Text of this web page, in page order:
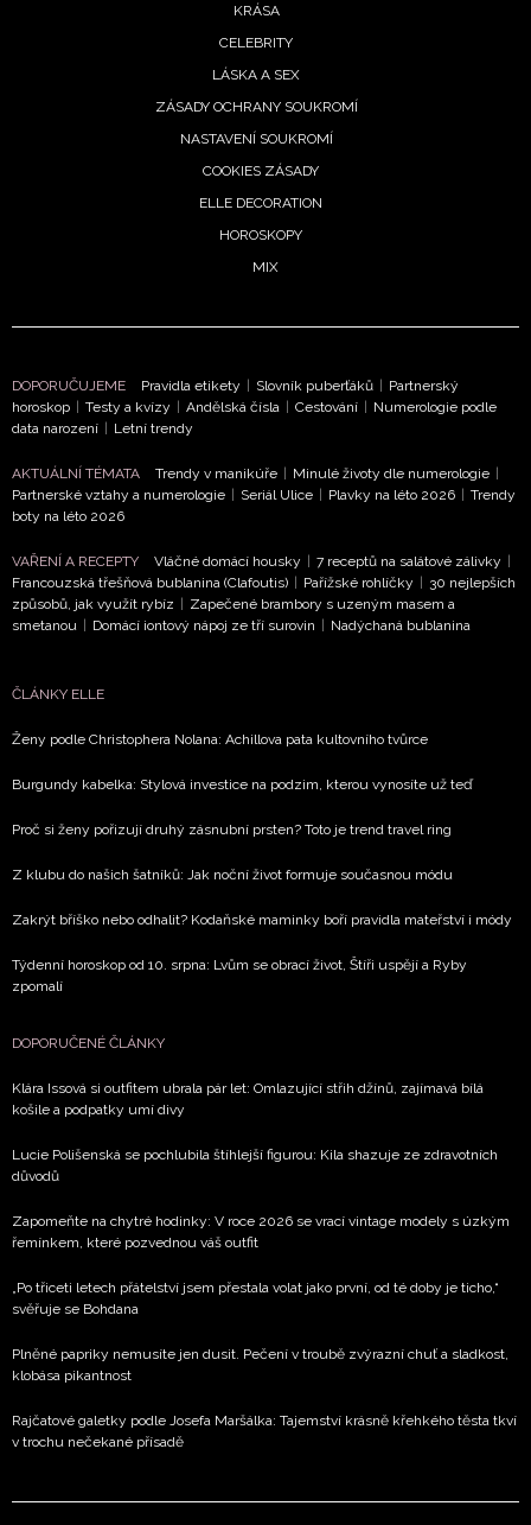
NEWSLETTER
ODESLAT
Přihlášením k newsletteru souhlasíte sObchodními
ochrany soukromí
informace od našich partnerů? Pokud souhlasíte se
soukromí BurdaMedia Extra s.r.o. , zaškrtněte toto pole.
KRÁSA
CELEBRITY
LÁSKA A SEX
ZÁSADY OCHRANY SOUKROMÍ
NASTAVENÍ SOUKROMÍ
COOKIES ZÁSADY
ELLE DECORATION
HOROSKOPY
MIX
DOPORUČUJEME Pravidla etikety | Slovník puberťáků | Partnerský
horoskop | Testy a kvízy | Andělská čísla | Cestování | Numerologie podle
data narození | Letní trendy
AKTUÁLNÍ TÉMATA Trendy v manikúře | Minulé životy dle numerologie |
Partnerské vztahy a numerologie | Seriál Ulice | Plavky na léto 2026 | Trendy
boty na léto 2026
VAŘENÍ A RECEPTY Vláčné domácí housky | 7 receptů na salátové zálivky |
Francouzská třešňová bublanina (Clafoutis) | Pařížské rohlíčky | 30 nejlepších
způsobů, jak využít rybíz | Zapečené brambory s uzeným masem a
smetanou | Domácí iontový nápoj ze tří surovin | Nadýchaná bublanina
ČLÁNKY ELLE
Ženy podle Christophera Nolana: Achillova pata kultovního tvůrce
Burgundy kabelka: Stylová investice na podzim, kterou vynosíte už teď
Proč si ženy pořizují druhý zásnubní prsten? Toto je trend travel ring
Z klubu do našich šatníků: Jak noční život formuje současnou módu
Zakrýt bříško nebo odhalit? Kodaňské maminky boří pravidla mateřství i módy
Týdenní horoskop od 10. srpna: Lvům se obrací život, Štíři uspějí a Ryby
zpomalí
DOPORUČENÉ ČLÁNKY
Klára Issová si outfitem ubrala pár let: Omlazující střih džínů, zajímavá bílá
košile a podpatky umí divy
Lucie Polišenská se pochlubila štíhlejší figurou: Kila shazuje ze zdravotních
důvodů
Zapomeňte na chytré hodinky: V roce 2026 se vrací vintage modely s úzkým
řemínkem, které pozvednou váš outfit
„Po třiceti letech přátelství jsem přestala volat jako první, od té doby je ticho,“
svěřuje se Bohdana
Plněné papriky nemusíte jen dusit. Pečení v troubě zvýrazní chuť a sladkost,
klobása pikantnost
Rajčatové galetky podle Josefa Maršálka: Tajemství krásně křehkého těsta tkví
v trochu nečekané přísadě